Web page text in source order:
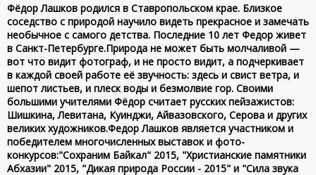
Фёдор Лашков родился в Ставропольском крае. Близкое
соседство с природой научило видеть прекрасное и замечать
необычное с самого детства. Последние 10 лет Федор живет
в Санкт-Петербурге.Природа не может быть молчаливой —
вот что видит фотограф, и не просто видит, а подчеркивает
в каждой своей работе её звучность: здесь и свист ветра, и
шепот листьев, и плеск воды и безмолвие гор. Своими
большими учителями Фёдор считает русских пейзажистов:
Шишкина, Левитана, Куинджи, Айвазовского, Серова и других
великих художников.Федор Лашков является участником и
победителем многочисленных выставок и фото-
конкурсов:"Сохраним Байкал" 2015, "Христианские памятники
Абхазии" 2015, "Дикая природа России - 2015" и "Сила звука